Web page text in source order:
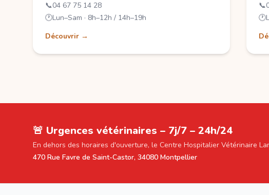
📞04 67 75 14 28
🕐Lun–Sam · 8h–12h / 14h–19h
Découvrir →
📞
🕐
🚨 Urgences vétérinaires – 7j/7 – 24h/24
En dehors des horaires d'ouverture, le Centre Hospitalier Vétérinaire
470 Rue Favre de Saint-Castor, 34080 Montpellier